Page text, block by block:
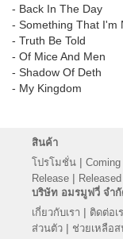
- Back In The Day
- Something That I'm
- Truth Be Told
- Of Mice And Men
- Shadow Of Deth
- My Kingdom
สินค้า
โปรโมชั่น |
Release |
บริษัท อมรมูฟวี่ จำ
เกี่ยวกับเรา | ติดต่อเ
ส่วนตัว | ช่วยเหลือ